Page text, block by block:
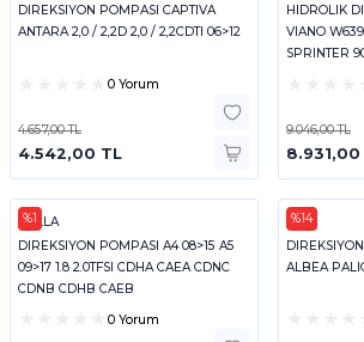
DIREKSIYON POMPASI CAPTIVA
ANTARA 2,0 / 2,2D 2,0 / 2,2CDTI 06>12
0 Yorum
4.657,00 TL
4.542,00 TL
HIDROLIK
VIANO
SPRINTER
9.046,00 TL
8.931,00
%1
HELLA
DIREKSIYON POMPASI A4 08>15 A5
09>17 1.8 2.0TFSI CDHA CAEA CDNC
CDNB CDHB CAEB
0 Yorum
%14
KALE
ALBEA